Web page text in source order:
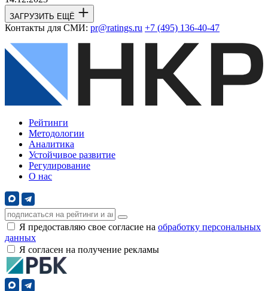
ЗАГРУЗИТЬ ЕЩЁ
Контакты для СМИ: pr@ratings.ru +7 (495) 136-40-47
Рейтинги
Методологии
Аналитика
Устойчивое развитие
Регулирование
О нас
Я предоставляю свое согласие на обработку персональных
данных
Я согласен на получение рекламы